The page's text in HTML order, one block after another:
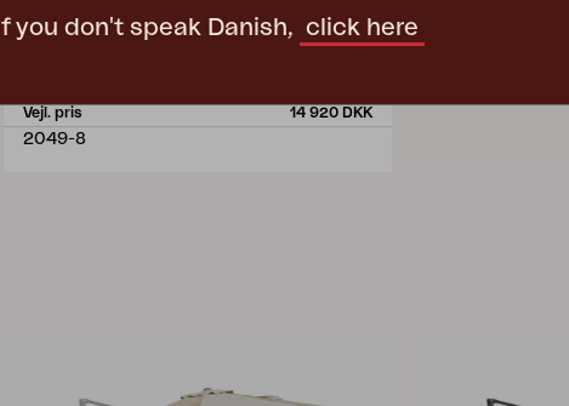
spisebord, Natur/sort
Vejl. pris 14 920 DKK
2049-8
If you don't speak Danish, click here